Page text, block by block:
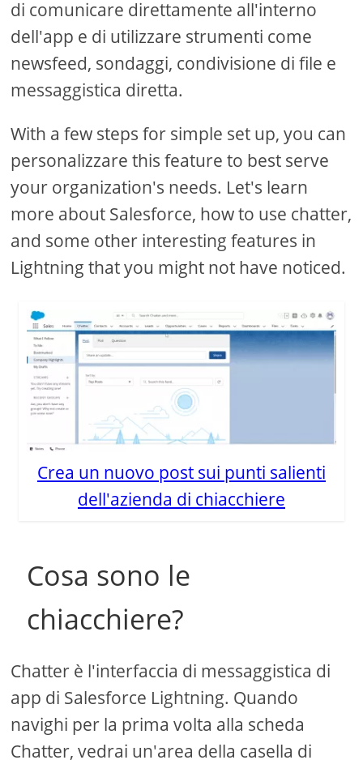
di comunicare direttamente all'interno
dell'app e di utilizzare strumenti come
newsfeed, sondaggi, condivisione di file e
messaggistica diretta.
With a few steps for simple set up, you can
personalizzare this feature to best serve
your organization's needs. Let's learn
more about Salesforce, how to use chatter,
and some other interesting features in
Lightning that you might not have noticed.
Crea un nuovo post sui punti salienti
dell'azienda di chiacchiere
Cosa sono le
chiacchiere?
Chatter è l'interfaccia di messaggistica di
app di Salesforce Lightning. Quando
navighi per la prima volta alla scheda
Chatter, vedrai un'area della casella di